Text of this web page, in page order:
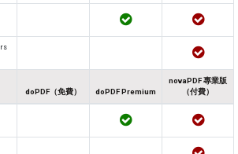
doPDF（免費） doPDF Premium
novaPDF 專業版
（付費）